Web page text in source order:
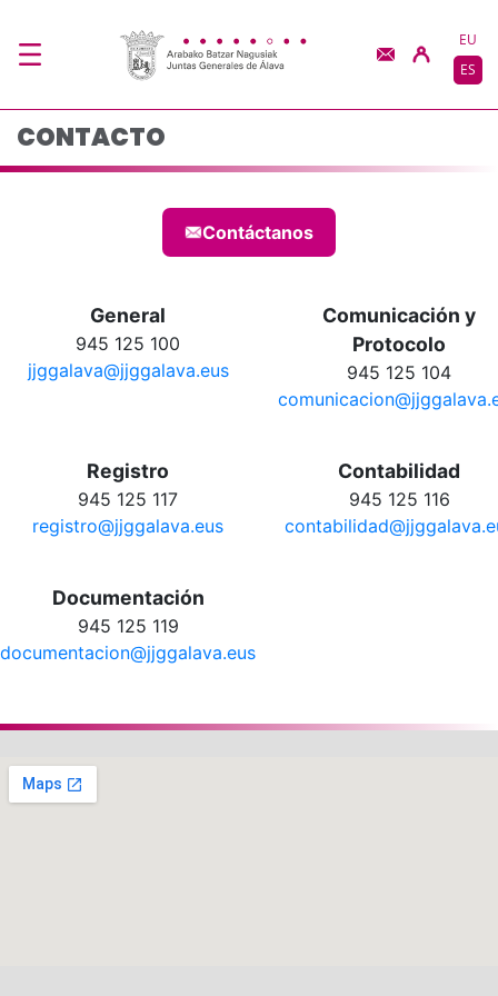
Contacto - JJGG-
EU
ES
CONTACTO
Contáctanos
General
945 125 100
jjggalava@jjggalava.eus
Comunicación y
Protocolo
945 125 104
Registro
945 125 117
registro@jjggalava.eus
Contabilidad
945 125 116
Documentación
945 125 119
documentacion@jjggalava.eus